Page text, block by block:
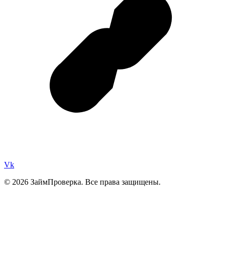
Vk
© 2026 ЗаймПроверка. Все права защищены.